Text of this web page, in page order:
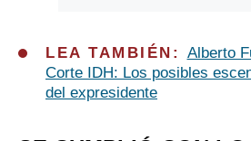
LEA TAMBIÉN: Alberto
Corte IDH: Los posibles
del expresidente